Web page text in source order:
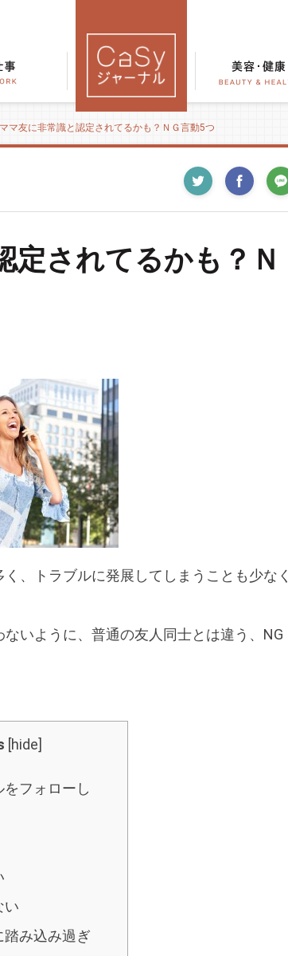
マ友に非常識と認定されてるかも？ＮＧ言動5つ
定されてるかも？Ｎ
、トラブルに発展してしまうことも少なく
いように、普通の友人同士とは違う、NG
[hide]
フォローし
い
踏み込み過ぎ